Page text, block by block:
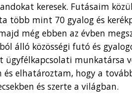
keresek. Futásaim
több mint 70 gyalog és
még ebben az évben
álló közösségi futó és
ügyfélkapcsolati
elhatároztam, hogy a
és szerte a világban.